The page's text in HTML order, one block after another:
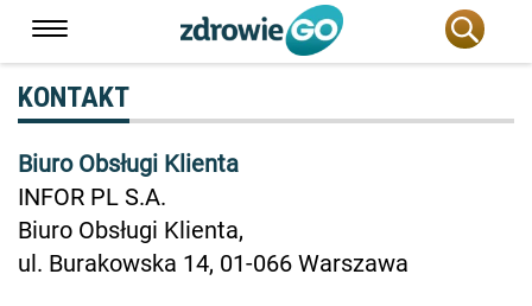
KONTAKT
Biuro Obsługi Klienta
INFOR PL S.A.
Biuro Obsługi Klienta,
ul. Burakowska 14, 01-066 Warszawa